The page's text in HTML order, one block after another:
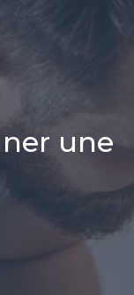
une